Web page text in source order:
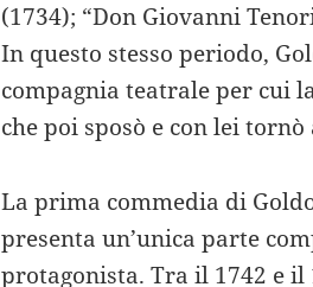
(1734); “Don Giovanni
In questo stesso periodo,
compagnia teatrale per cui
che poi sposò e con lei tornò
La prima commedia di
presenta un’unica parte
protagonista. Tra il 1742 e